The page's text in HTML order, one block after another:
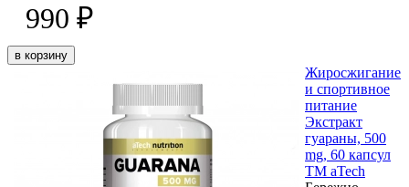
990 ₽
в корзину
Жиросжигание
и спортивное
питание
Экстракт
гуараны, 500
mg, 60 капсул
ТМ aTech